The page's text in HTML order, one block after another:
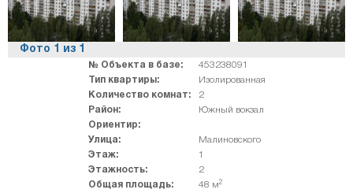
Фото 1 из 1
№ Объекта в базе:
453238091
Тип квартиры:
Изолированная
Количество комнат:
2
Район:
Южный вокзал
Ориентир:
Улица:
Малиновского
Этаж:
1
Этажность:
2
Общая площадь:
48 м2